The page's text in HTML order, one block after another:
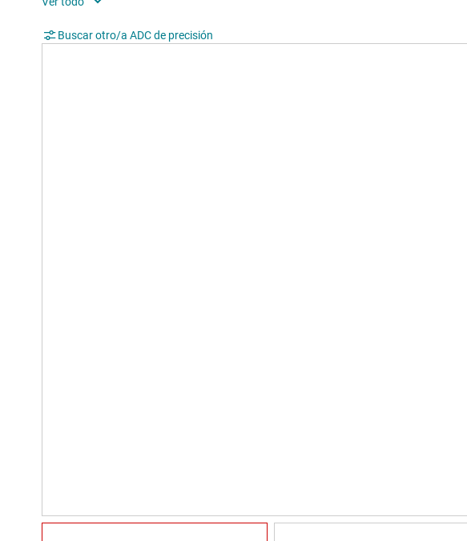
SNR (dB)
Digital supply (min) (V)
Buscar otro/a ADC de precisión